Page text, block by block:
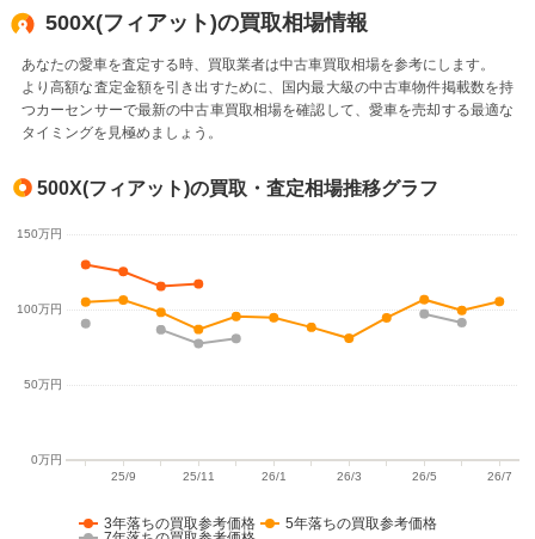
500X(フィアット)の買取相場情報
あなたの愛車を査定する時、買取業者は中古車買取相場を参考にします。
より高額な査定金額を引き出すために、国内最大級の中古車物件掲載数を持
つカーセンサーで最新の中古車買取相場を確認して、愛車を売却する最適な
タイミングを見極めましょう。
500X(フィアット)の買取・査定相場推移グラフ
3年落ちの買取参考価格
5年落ちの買取参考価格